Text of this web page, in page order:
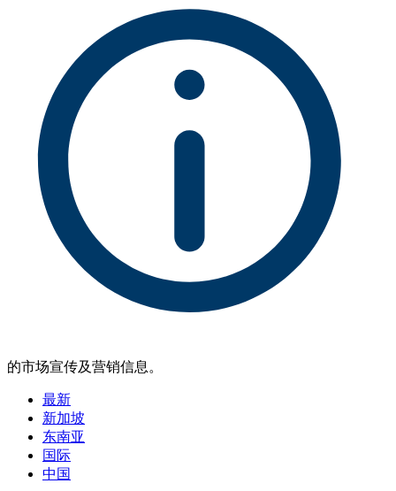
的市场宣传及营销信息。
最新
新加坡
东南亚
国际
中国